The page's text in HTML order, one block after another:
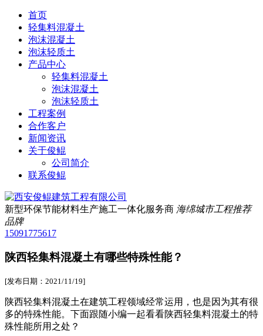
首页
轻集料混凝土
泡沫混凝土
泡沫轻质土
产品中心
轻集料混凝土
泡沫混凝土
泡沫轻质土
工程案例
合作客户
新闻资讯
关于俊鲲
公司简介
联系俊鲲
新型环保节能材料生产施工一体化服务商 海绵城市工程推荐
品牌
15091775617
陕西轻集料混凝土有哪些特殊性能？
[发布日期：2021/11/19]
陕西轻集料混凝土在建筑工程领域经常运用，也是因为其有很
多的特殊性能。下面跟随小编一起看看陕西轻集料混凝土的特
殊性能所用之处？